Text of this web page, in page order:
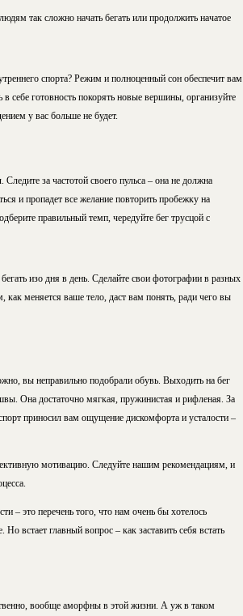
так сложно начать бегать или продолжить начатое
спорта? Режим и полноценный сон обеспечит вам
себе готовность покорять новые вершины, организуйте
у вас больше не будет.
за частотой своего пульса – она не должна
и пропадет все желание повторить пробежку на
правильный темп, чередуйте бег трусцой с
изо дня в день. Сделайте свои фотографии в разных
как меняется ваше тело, даст вам понять, ради чего вы
вы неправильно подобрали обувь. Выходить на бег
Она достаточно мягкая, пружинистая и рифленая. За
приносил вам ощущение дискомфорта и усталости –
мотивацию. Следуйте нашим рекомендациям, и
– это перечень того, что нам очень бы хотелось
встает главный вопрос – как заставить себя встать
вообще аморфны в этой жизни. А уж в таком